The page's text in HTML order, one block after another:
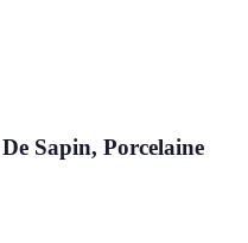
Sapin, Porcelaine